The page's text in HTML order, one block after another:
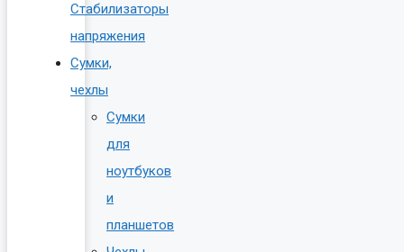
Стабилизаторы
напряжения
Сумки,
чехлы
Сумки
для
ноутбуков
и
планшетов